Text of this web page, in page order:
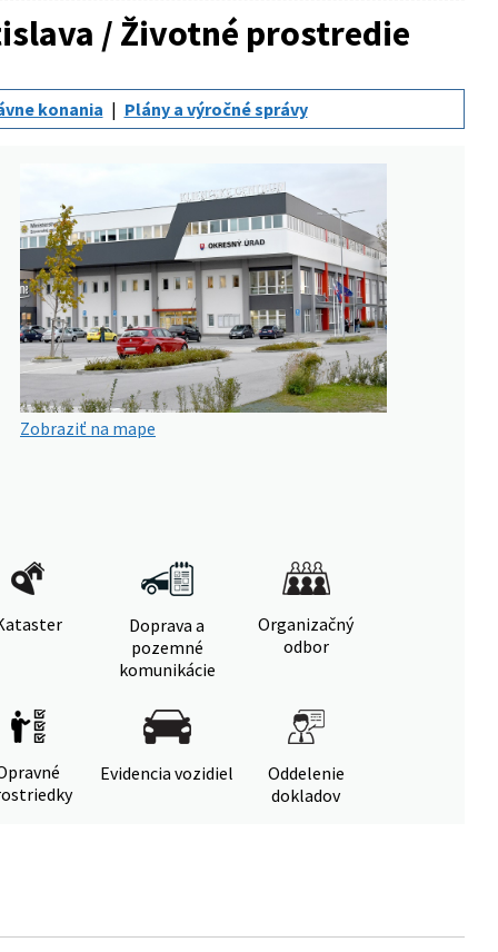
/ Životné prostredie
konania Plány a výročné správy
Zobraziť na mape
Doprava a
pozemné
komunikácie
Organizačný
odbor
Evidencia vozidiel
Oddelenie
dokladov